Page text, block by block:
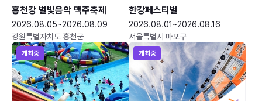
홍천강 별빛음악 맥주축제
2026.08.05~2026.08.09
강원특별자치도 홍천군
한강페스티벌
2026.08.01~2026.08.16
서울특별시 마포구
개최중 개최중